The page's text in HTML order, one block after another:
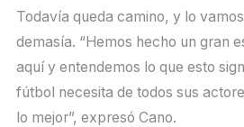
Todavía queda camino, y lo
demasía. “Hemos hecho un gran
aquí y entendemos lo que esto
fútbol necesita de todos sus
lo mejor”, expresó Cano.